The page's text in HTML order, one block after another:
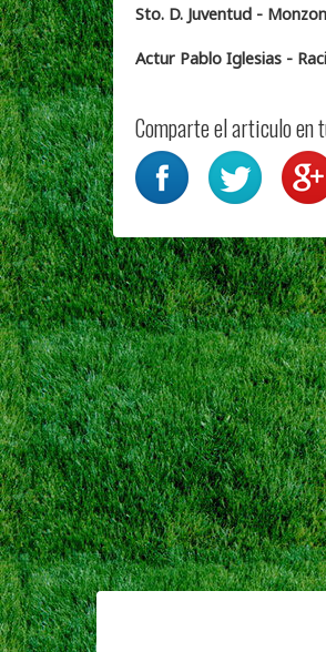
Sto. D. Juventud -
Actur Pablo Iglesias -
Comparte el articulo en